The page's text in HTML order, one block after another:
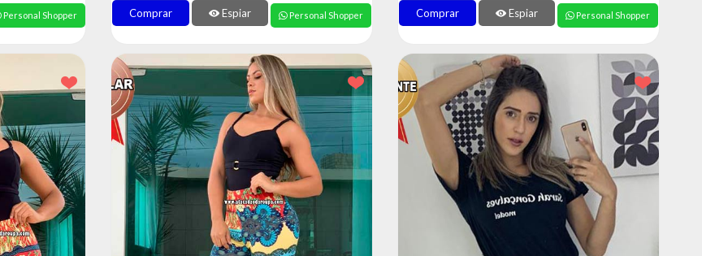
Personal Shopper Comprar Espiar Personal Shopper Comprar Espiar Personal Shopper